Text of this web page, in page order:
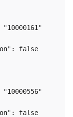
"10000161"
false
"10000556"
false